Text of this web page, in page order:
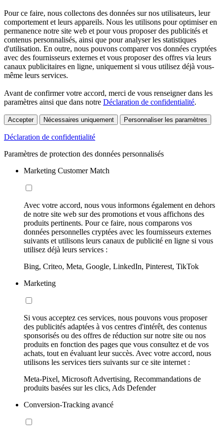
Pour ce faire, nous collectons des données sur nos utilisateurs, leur
comportement et leurs appareils. Nous les utilisons pour optimiser en
permanence notre site web et pour vous proposer des publicités et
contenus personnalisés, ainsi que pour analyser les statistiques
d'utilisation. En outre, nous pouvons comparer vos données cryptées
avec des fournisseurs externes et vous proposer des offres via leurs
canaux publicitaires en ligne, uniquement si vous utilisez déjà vous-
même leurs services.
Avant de confirmer votre accord, merci de vous renseigner dans les
paramètres ainsi que dans notre Déclaration de confidentialité.
Accepter Nécessaires uniquement Personnaliser les paramètres
Déclaration de confidentialité
Paramètres de protection des données personnalisés
Marketing Customer Match
Avec votre accord, nous vous informons également en dehors
de notre site web sur des promotions et vous affichons des
produits pertinents. Pour ce faire, nous comparons vos
données personnelles cryptées avec les fournisseurs externes
suivants et utilisons leurs canaux de publicité en ligne si vous
utilisez déjà leurs services :
Bing, Criteo, Meta, Google, LinkedIn, Pinterest, TikTok
Marketing
Si vous acceptez ces services, nous pouvons vous proposer
des publicités adaptées à vos centres d'intérêt, des contenus
sponsorisés ou des offres de réduction sur notre site ou nos
produits en fonction des pages que vous consultez et de vos
achats, tout en évaluant leur succès. Avec votre accord, nous
utilisons les services tiers suivants sur ce site internet :
Meta-Pixel, Microsoft Advertising, Recommandations de
produits basées sur les clics, Ads Defender
Conversion-Tracking avancé